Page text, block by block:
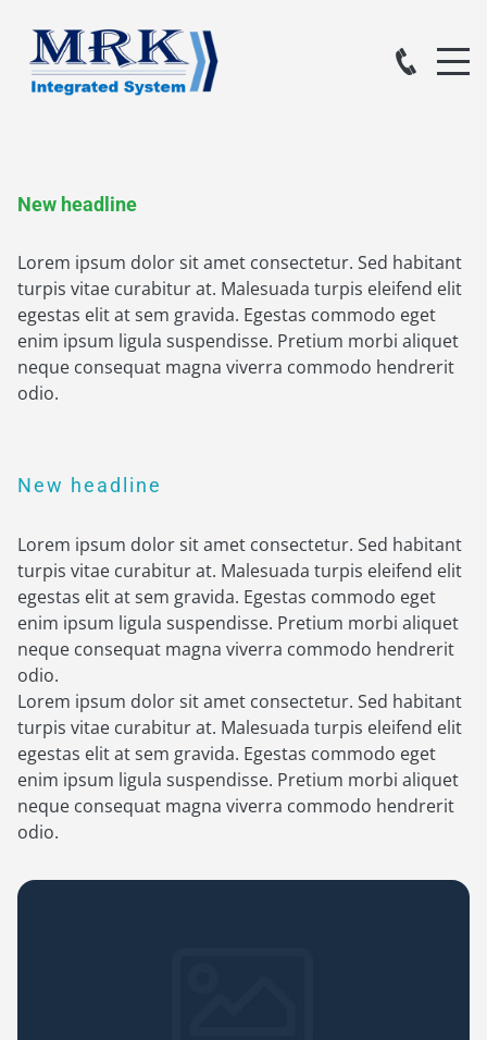
New headline
Lorem ipsum dolor sit amet consectetur. Sed habitant
turpis vitae curabitur at. Malesuada turpis eleifend elit
egestas elit at sem gravida. Egestas commodo eget
enim ipsum ligula suspendisse. Pretium morbi aliquet
neque consequat magna viverra commodo hendrerit
odio.
New headline
Lorem ipsum dolor sit amet consectetur. Sed habitant
turpis vitae curabitur at. Malesuada turpis eleifend elit
egestas elit at sem gravida. Egestas commodo eget
enim ipsum ligula suspendisse. Pretium morbi aliquet
neque consequat magna viverra commodo hendrerit
odio.
Lorem ipsum dolor sit amet consectetur. Sed habitant
turpis vitae curabitur at. Malesuada turpis eleifend elit
egestas elit at sem gravida. Egestas commodo eget
enim ipsum ligula suspendisse. Pretium morbi aliquet
neque consequat magna viverra commodo hendrerit
odio.